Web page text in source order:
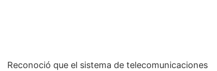
Reconoció que el sistema de telecomunicaciones